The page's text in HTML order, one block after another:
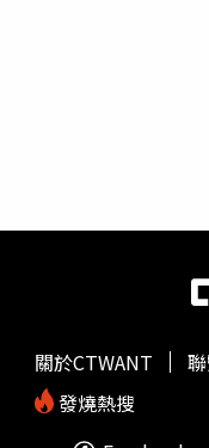
小開，但因命案現場
童兇殺案發生，才真
，讓案情
是他殺了 湛蓉，讓案
時，卻又翻供，最後
關於CTWANT
發燒熱搜